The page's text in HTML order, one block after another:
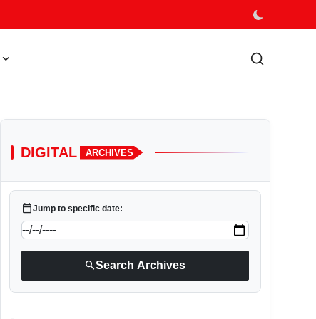
DIGITAL ARCHIVES
calendar_todayJump to specific date:
searchSearch Archives